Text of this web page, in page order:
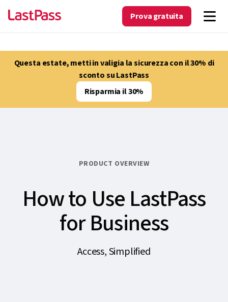
Prova gratuita
Questa estate, metti in valigia la sicurezza con il 30% di
sconto su LastPass
Risparmia il 30%
PRODUCT OVERVIEW
How to Use LastPass
for Business
Access, Simplified